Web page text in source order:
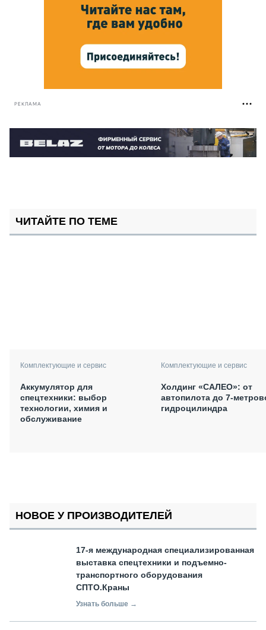
РЕКЛАМА
ЧИТАЙТЕ ПО ТЕМЕ
Комплектующие и сервис
Аккумулятор для
спецтехники: выбор
технологии, химия и
обслуживание
Комплектующие и сервис
Холдинг «САЛЕО»: от
автопилота до 7-
гидроцилиндра
НОВОЕ У ПРОИЗВОДИТЕЛЕЙ
17-я международная специализированная
выставка спецтехники и подъемно-
транспортного оборудования
СПТО.Краны
Узнать больше →